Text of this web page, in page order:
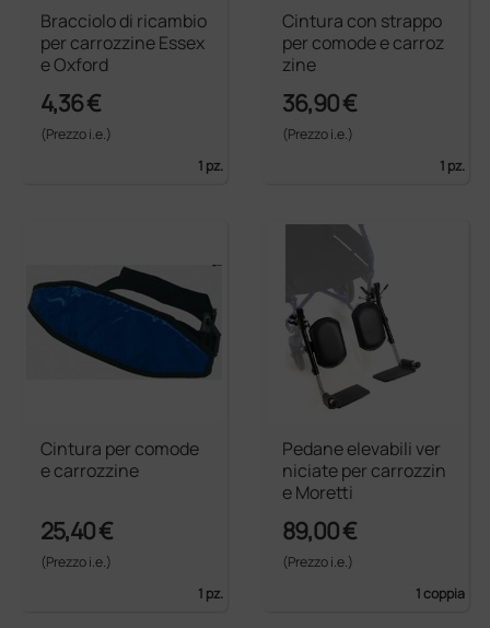
Bracciolo di ricambio
per carrozzine Essex
e Oxford
4,36 €
(Prezzo i.e.)
1 pz.
Cintura con strappo
per comode e carroz
zine
36,90 €
(Prezzo i.e.)
1 pz.
Cintura per comode
e carrozzine
25,40 €
(Prezzo i.e.)
1 pz.
Pedane elevabili ver
niciate per carrozzin
e Moretti
89,00 €
(Prezzo i.e.)
1 coppia